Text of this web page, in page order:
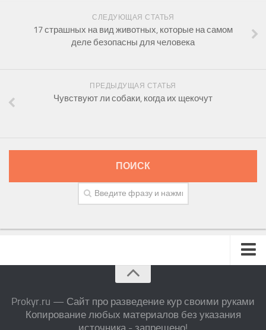
СЛЕДУЮЩАЯ СТАТЬЯ
17 страшных на вид животных, которые на самом
деле безопасны для человека
ПРЕДЫДУЩАЯ СТАТЬЯ
Чувствуют ли собаки, когда их щекочут
ПОИСК
Prokyr.ru — Сайт про разведение кур своими руками
Копирование любых материалов без указания
источника - запрещено!